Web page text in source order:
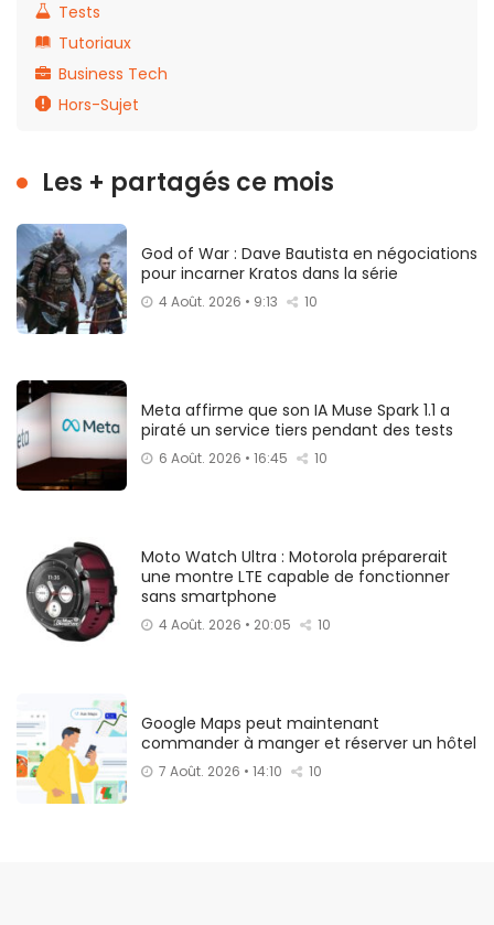
Tests
Tutoriaux
Business Tech
Hors-Sujet
Les + partagés ce mois
God of War : Dave Bautista en négociations
pour incarner Kratos dans la série
4 Août. 2026 • 9:13 10
Meta affirme que son IA Muse Spark 1.1 a
piraté un service tiers pendant des tests
6 Août. 2026 • 16:45 10
Moto Watch Ultra : Motorola préparerait
une montre LTE capable de fonctionner
sans smartphone
4 Août. 2026 • 20:05 10
Google Maps peut maintenant
commander à manger et réserver un hôtel
7 Août. 2026 • 14:10 10